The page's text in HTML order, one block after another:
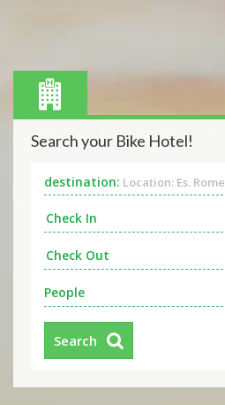
Search your Bike Hotel!
destination: Location: Es. Rome
People
Search